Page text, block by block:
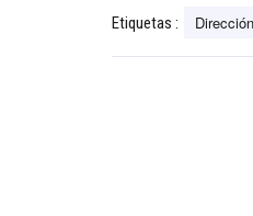
Etiquetas :